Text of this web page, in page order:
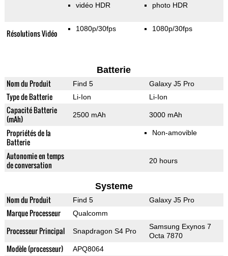
vidéo HDR photo HDR
Résolutions Vidéo 1080p/30fps 1080p/30fps
Batterie
Nom du Produit Find 5 Galaxy J5 Pro
Type de Batterie Li-Ion Li-Ion
Capacité Batterie
(mAh)
2500 mAh 3000 mAh
Propriétés de la
Batterie
Non-amovible
Autonomie en temps
de conversation
20 hours
Systeme
Nom du Produit Find 5 Galaxy J5 Pro
Marque Processeur Qualcomm
Processeur Principal Snapdragon S4 Pro
Samsung Exynos 7
Octa 7870
Modèle (processeur) APQ8064